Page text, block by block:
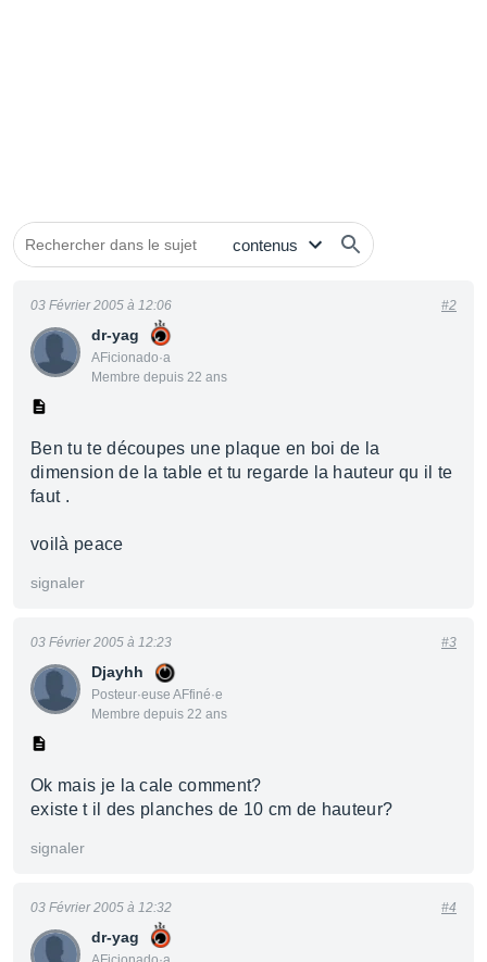
dr-yag
AFicionado·a
Membre depuis 22 ans
03 Février 2005 à 12:06 #2
Ben tu te découpes une plaque en boi de la
dimension de la table et tu regarde la hauteur qu il te
faut .
voilà peace
signaler
Djayhh
Posteur·euse AFfiné·e
Membre depuis 22 ans
03 Février 2005 à 12:23 #3
Ok mais je la cale comment?
existe t il des planches de 10 cm de hauteur?
signaler
dr-yag
03 Février 2005 à 12:32 #4